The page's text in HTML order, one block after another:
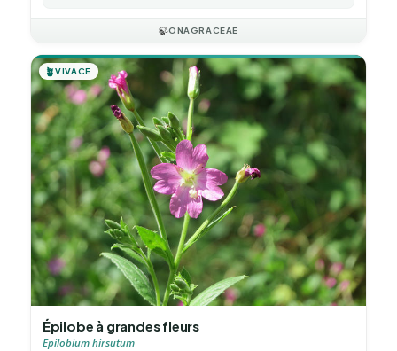
🍃ONAGRACEAE
🪴VIVACE
Épilobe à grandes fleurs
Epilobium hirsutum